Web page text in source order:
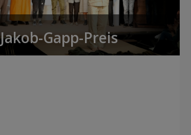
Jakob-Gapp-Preis